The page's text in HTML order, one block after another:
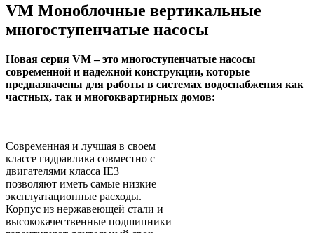
VM Моноблочные вертикальные
многоступенчатые насосы
Новая серия VM – это многоступенчатые насосы
современной и надежной конструкции, которые
предназначены для работы в системах водоснабжения как
частных, так и многоквартирных домов:
Современная и лучшая в своем
классе гидравлика совместно с
двигателями класса IE3
позволяют иметь самые низкие
эксплуатационные расходы.
Корпус из нержавеющей стали и
высококачественные подшипники